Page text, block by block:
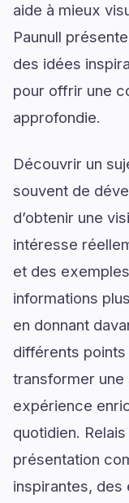
aide à mieux
Paunull
des idées
pour offrir une
approfondie.
Découvrir un
souvent de
d’obtenir une
intéresse
et des
informations
en donnant
différents
transformer une
expérience
quotidien.
présentation
inspirantes,